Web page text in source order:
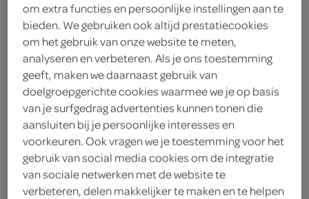
ingrediënten
4 eetlepels vleesbouillon
4 eetlepels vleesfond
100 gram bramen
2 sjalotjes
om extra functies en persoonlijke instellingen aan te
bieden. We gebruiken ook altijd prestatiecookies
om het gebruik van onze website te meten,
analyseren en verbeteren. Als je ons toestemming
geeft, maken we daarnaast gebruik van
doelgroepgerichte cookies waarmee we je op basis
van je surfgedrag advertenties kunnen tonen die
aansluiten bij je persoonlijke interesses en
voorkeuren. Ook vragen we je toestemming voor het
gebruik van social media cookies om de integratie
van sociale netwerken met de website te
verbeteren, delen makkelijker te maken en te helpen